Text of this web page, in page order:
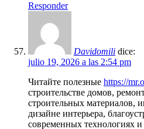
Responder
Davidomili dice:
julio 19, 2026 a las 2:54 pm
Читайте полезные https://
строительстве домов,
строительных материалов,
дизайне интерьера,
современных технологиях